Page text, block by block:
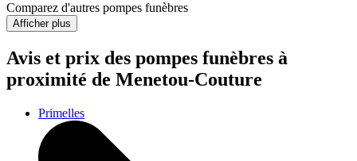
Comparez d'autres pompes funèbres
Afficher plus
Avis et prix des pompes funèbres à
proximité de Menetou-Couture
Primelles